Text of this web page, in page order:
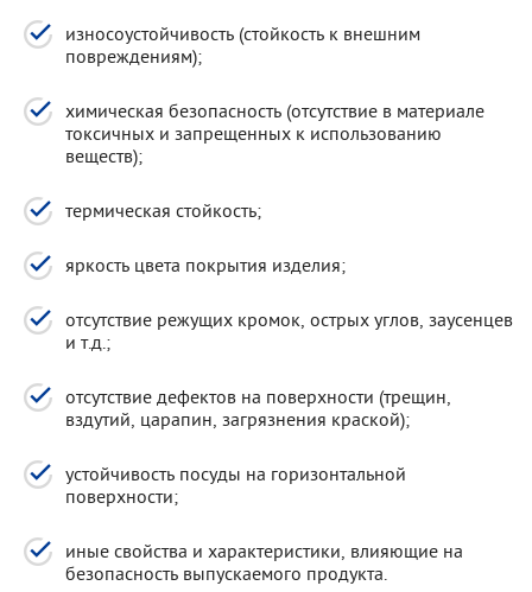
износоустойчивость (стойкость к внешним
повреждениям);
химическая безопасность (отсутствие в материале
токсичных и запрещенных к использованию
веществ);
термическая стойкость;
яркость цвета покрытия изделия;
отсутствие режущих кромок, острых углов, заусенцев
и т.д.;
отсутствие дефектов на поверхности (трещин,
вздутий, царапин, загрязнения краской);
устойчивость посуды на горизонтальной
поверхности;
иные свойства и характеристики, влияющие на
безопасность выпускаемого продукта.